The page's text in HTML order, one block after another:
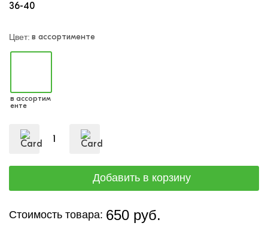
36-40
Цвет: в ассортименте
в ассортим
енте
Стоимость товара: 650 руб.